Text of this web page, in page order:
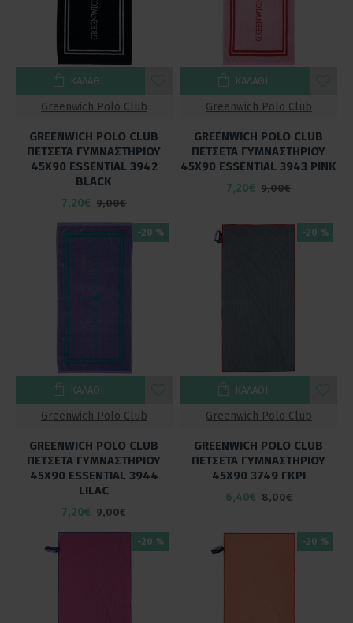
Greenwich Polo Club
GREENWICH POLO CLUB
ΠΕΤΣΕΤΑ ΓΥΜΝΑΣΤΗΡΙΟΥ
45X90 ESSENTIAL 3942
BLACK
7,20€ 9,00€
ΚΑΛΆΘΙ
Greenwich Polo Club
GREENWICH POLO CLUB
ΠΕΤΣΕΤΑ ΓΥΜΝΑΣΤΗΡΙΟΥ
45X90 ESSENTIAL 3943 PINK
7,20€ 9,00€
ΚΑΛΆΘΙ
-20 %
Greenwich Polo Club
GREENWICH POLO CLUB
ΠΕΤΣΕΤΑ ΓΥΜΝΑΣΤΗΡΙΟΥ
45X90 ESSENTIAL 3944
LILAC
7,20€ 9,00€
ΚΑΛΆΘΙ
-20 %
Greenwich Polo Club
GREENWICH POLO CLUB
ΠΕΤΣΕΤΑ ΓΥΜΝΑΣΤΗΡΙΟΥ
45Χ90 3749 ΓΚΡΙ
6,40€ 8,00€
ΚΑΛΆΘΙ
-20 % -20 %